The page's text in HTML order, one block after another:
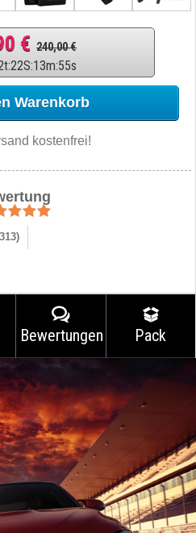
€ 240,00 €
t:22S:13m:54s
Warenkorb
kostenfrei!
313)
Bewertungen Pack